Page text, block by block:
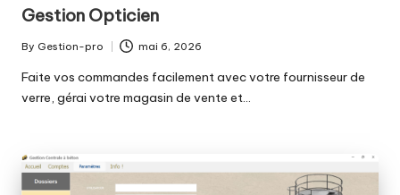
Gestion Opticien
Posted
by
By Gestion-pro mai 6, 2026
Faite vos commandes facilement avec votre fournisseur de
verre, gérai votre magasin de vente et…